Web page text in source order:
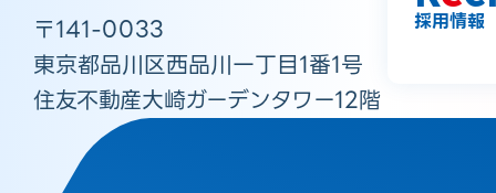
〒141-0033
東京都品川区西品川一丁目1番1号
住友不動産大崎ガーデンタワー12階
採用情報